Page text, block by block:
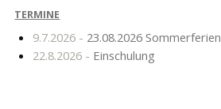
TERMINE
9.7.2026 - 23.08.2026 Sommerferien
22.8.2026 - Einschulung